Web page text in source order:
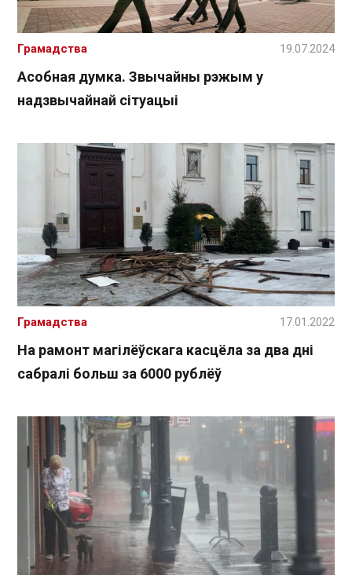
Асобная думка. Звычайны рэжым у
надзвычайнай сітуацыі
Грамадства 19.07.2024
На рамонт магілёўскага касцёла за два дні
сабралі больш за 6000 рублёў
Грамадства 17.01.2022